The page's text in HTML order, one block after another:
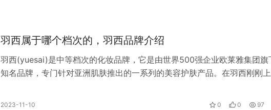
羽西属于哪个档次的，羽西品牌介绍
羽西(yuesai)是中等档次的化妆品牌，它是由世界500强企业欧莱雅集团旗
知名品牌，专门针对亚洲肌肤推出的一系列的美容护肤产品。在羽西刚刚
2023-11-10 0 0 97